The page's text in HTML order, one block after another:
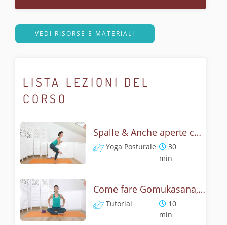
VEDI RISORSE E MATERIALI
LISTA LEZIONI DEL
CORSO
Spalle & Anche aperte con Gomukasana - Flow lento e posturale
Yoga Posturale
30
min
Come fare Gomukasana, la posizione del muso della vacca? Tutorial
Tutorial
10
min